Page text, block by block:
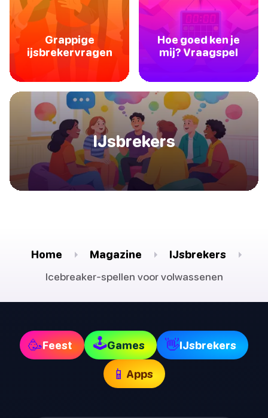
Grappige
ijsbrekervragen
Hoe goed ken je
mij? Vraagspel
IJsbrekers
Home Magazine
IJsbrekers
Icebreaker-spellen voor volwassenen
🥳Feest 🕹Games 👋IJsbrekers
📱 Apps